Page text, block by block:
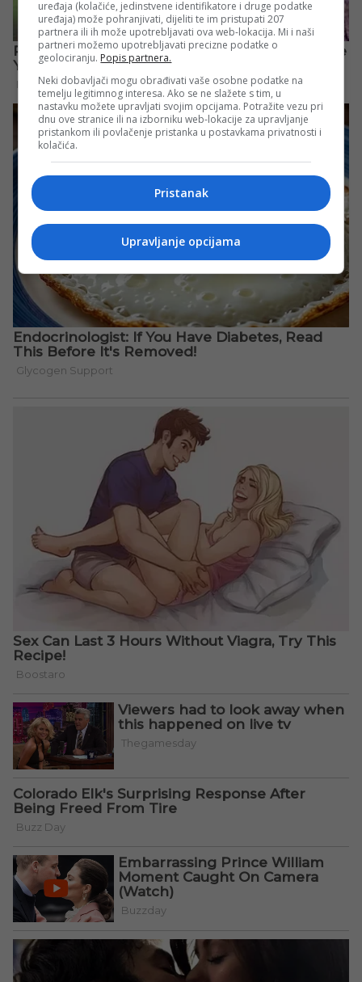
uređaja (kolačiće, jedinstvene identifikatore i druge podatke
uređaja) može pohranjivati, dijeliti te im pristupati 207
partnera ili ih može upotrebljavati ova web-lokacija. Mi i naši
partneri možemo upotrebljavati precizne podatke o
geolociranju. Popis partnera.
Neki dobavljači mogu obrađivati vaše osobne podatke na
temelju legitimnog interesa. Ako se ne slažete s tim, u
nastavku možete upravljati svojim opcijama. Potražite vezu pri
dnu ove stranice ili na izborniku web-lokacije za upravljanje
pristankom ili povlačenje pristanka u postavkama privatnosti i
kolačića.
Pristanak
Upravljanje opcijama